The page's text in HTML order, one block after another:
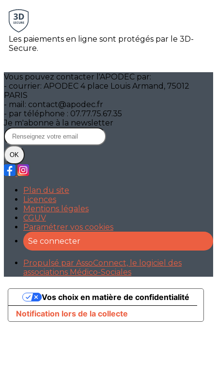
Les paiements en ligne sont protégés par le 3D-
Secure.
Vous pouvez contacter l'APODEC par:
- courrier: APODEC 4 place Louis Armand, 75012
PARIS
- mail: contact@apodec.fr
- par téléphone : 07.77.75.67.35
Je m'abonne à la newsletter
OK
Plan du site
Licences
Mentions légales
CGUV
Paramétrer vos cookies
Se connecter
Propulsé par AssoConnect, le logiciel des
associations Médico-Sociales
Notification lors de la collecte
Vos choix en matière de confidentialité